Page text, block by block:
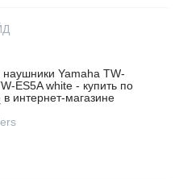
Yamaha TW-
ES5A white - купить по
интернет-магазине